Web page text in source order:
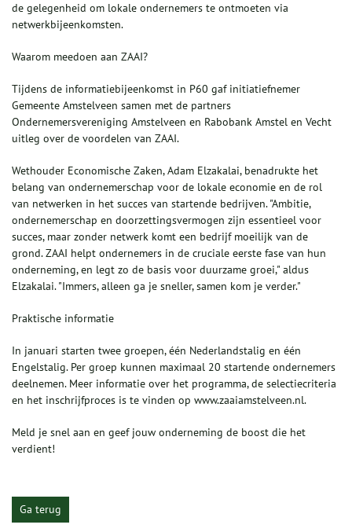
de gelegenheid om lokale ondernemers te ontmoeten via
netwerkbijeenkomsten.
Waarom meedoen aan ZAAI?
Tijdens de informatiebijeenkomst in P60 gaf initiatiefnemer
Gemeente Amstelveen samen met de partners
Ondernemersvereniging Amstelveen en Rabobank Amstel en Vecht
uitleg over de voordelen van ZAAI.
Wethouder Economische Zaken, Adam Elzakalai, benadrukte het
belang van ondernemerschap voor de lokale economie en de rol
van netwerken in het succes van startende bedrijven. "Ambitie,
ondernemerschap en doorzettingsvermogen zijn essentieel voor
succes, maar zonder netwerk komt een bedrijf moeilijk van de
grond. ZAAI helpt ondernemers in de cruciale eerste fase van hun
onderneming, en legt zo de basis voor duurzame groei," aldus
Elzakalai. "Immers, alleen ga je sneller, samen kom je verder."
Praktische informatie
In januari starten twee groepen, één Nederlandstalig en één
Engelstalig. Per groep kunnen maximaal 20 startende ondernemers
deelnemen. Meer informatie over het programma, de selectiecriteria
en het inschrijfproces is te vinden op www.zaaiamstelveen.nl.
Meld je snel aan en geef jouw onderneming de boost die het
verdient!
Ga terug